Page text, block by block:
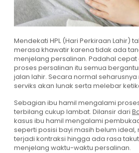
Mendekati HPL (Hari Perkiraan Lahir)
merasa khawatir karena tidak ada
menjelang persalinan. Padahal
proses persalinan itu semua
jalan lahir. Secara normal
serviks akan lunak serta melebar
Sebagian ibu hamil mengalami
terbilang cukup lambat. Dilansir dari
kasus ibu hamil mengalami
seperti posisi bayi masih belum ideal,
terjadi kontraksi hingga ada rasa
menjelang waktu-waktu persalinan.